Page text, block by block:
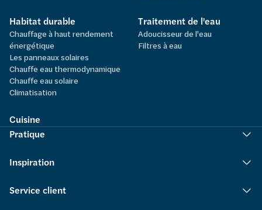
Habitat durable
Chauffage à haut rendement
énergétique
Les panneaux solaires
Chauffe eau thermodynamique
Chauffe eau solaire
Climatisation
Traitement de l'eau
Adoucisseur de l'eau
Filtres à eau
Cuisine
Pratique
Inspiration
Service client